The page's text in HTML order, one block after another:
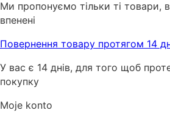
Ми пропонуємо тільки ті товари,
впенені
Повернення товару протягом 14
У вас є 14 днів, для того щоб
покупку
Moje konto